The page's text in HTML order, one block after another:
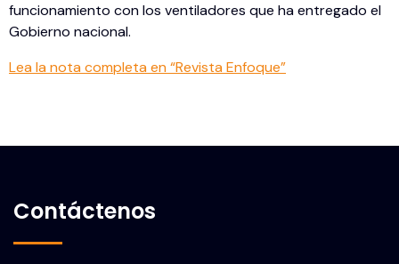
funcionamiento con los ventiladores que ha entregado el
Gobierno nacional.
Lea la nota completa en “Revista Enfoque”
Contáctenos